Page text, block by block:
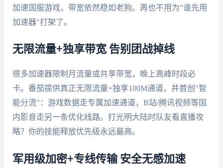
加速国服游戏，带宽依然稳如老狗。再也不用为"谁先用
加速器"打架了。
无限流量+独享带宽 告别团战掉线
很多加速器限制月流量或共享带宽，晚上高峰时段必
卡。番茄提供真正无限流量+独享100M通道，并首创"智
能分流"：游戏数据走专属加速通道，B站/腾讯视频等国
内影音走另一条优化线路。打光明大陆时队友看直播攻
略？你的技能释放优先级永远最高。
军用级加密+专线传输 安全无感加速